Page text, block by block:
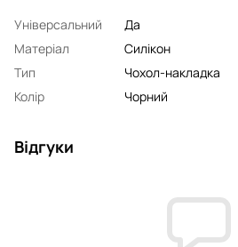
Універсальний
Да
Матеріал
Силікон
Тип
Чохол-накладка
Колір
Чорний
Відгуки